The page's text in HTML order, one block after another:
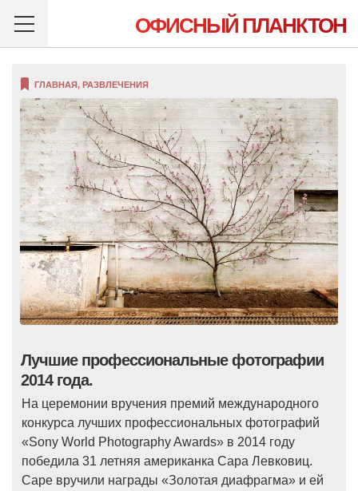
ОФИСНЫЙ ПЛАНКТОН
ГЛАВНАЯ, РАЗВЛЕЧЕНИЯ
Лучшие профессиональные фотографии
2014 года.
На церемонии вручения премий международного
конкурса лучших профессиональных фотографий
«Sony World Photography Awards» в 2014 году
победила 31 летняя американка Сара Левковиц.
Саре вручили награды «Золотая диафрагма» и ей